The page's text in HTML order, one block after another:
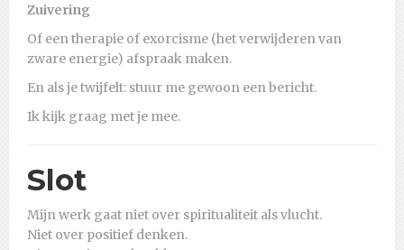
Zuivering
Of een therapie of exorcisme (het verwijderen van
zware energie) afspraak maken.
En als je twijfelt: stuur me gewoon een bericht.
Ik kijk graag met je mee.
Slot
Mijn werk gaat niet over spiritualiteit als vlucht.
Niet over positief denken.